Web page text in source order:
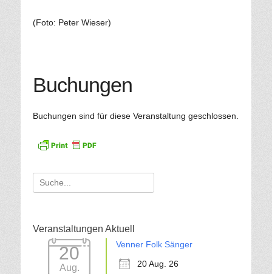
(Foto: Peter Wieser)
Buchungen
Buchungen sind für diese Veranstaltung geschlossen.
Suche
für:
Veranstaltungen Aktuell
20
Aug.
Venner Folk Sänger
20 Aug. 26